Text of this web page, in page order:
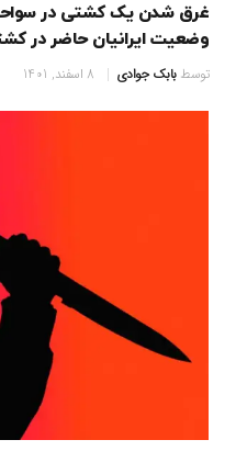
غرق شدن یک کشتی در سواحل
وضعیت ایرانیان حاضر در
توسطبابک جوادی 8 اسفند, 1401